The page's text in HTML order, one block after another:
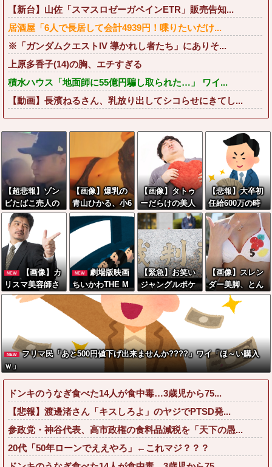
【新台】山佐「スマスロゼーガペインETR」販売告知...
居酒屋「6人で長居して会計4939円！喋りたいだけ...
※「ガンダムクエストIV 導かれし者たち」にありそ...
上原多香子(14)の胸、エチすぎる
積水ハウス「地面師に55億円騙し取られた…」 ワイ...
【動画】長濱ねるさん、乳放り出してシコらせにきてし...
【超悲報】ゾン
ビたばこ売人の
「アテンド飲み
会」で広島カー
プ田村俊介がセ
クシー女優と寸
止めキスｗｗｗ
【画像】爆乳の
青山ひかる、小6
の時のボディが
こちらwwwww
【画像】タトゥ
ーだらけの美人
海鮮料理人、現
る！！←コレは
セクシー過ぎて
ワイらにブッ刺
さりまくりw w
w w w w w w w
【悲報】大卒初
任給600万の時
代へwwwwwww
wwwwwwwww
www
NEW
【画像】カ
リスマ美容師さ
ん、ココリコ田
中みたいなチー
w w w w w w w
w w w w
NEW
劇場版映画
ちいかわTHE M
OVIE、明日興行
収入1兆円突破が
確実にｗｗｗｗ
ｗｗｗｗｗｗｗ
ｗｗ
【緊急】お笑い
ジャングルポケ
ット斉藤慎二被
告に懲役7年の求
刑←これ…
【画像】スレン
ダー美脚、とん
でもないダンス
を披露してしま
うwwwwwwww
NEW
フリマ民「あと500円値下げ出来ませんか????」ワイ「ほ～い購入
ｗ」
ドンキのうなぎ食べた14人が食中毒…3歳児から75...
【悲報】渡邊渚さん「キスしろよ」のヤジでPTSD発...
参政党・神谷代表、高市政権の食料品減税を「天下の愚...
20代「50年ローンでええやろ」←これマジ？？？